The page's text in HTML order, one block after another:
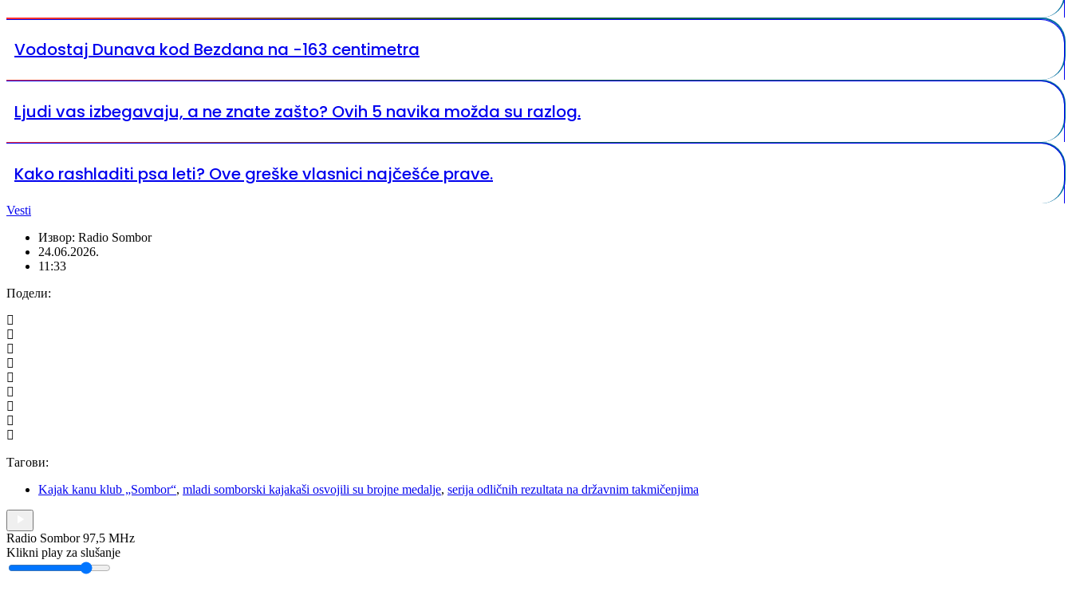
Vodostaj Dunava kod Bezdana na -163 centimetra
Ljudi vas izbegavaju, a ne znate zašto? Ovih 5 navika možda su razlog.
Kako rashladiti psa leti? Ove greške vlasnici najčešće prave.
Vesti
Извор: Radio Sombor
24.06.2026.
11:33
Подели:
Тагови:
Kajak kanu klub „Sombor“, mladi somborski kajakaši osvojili su brojne medalje, serija odličnih rezultata na državnim takmičenjima
Radio Sombor 97,5 MHz
Klikni play za slušanje